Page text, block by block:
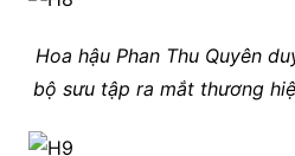
Hoa hậu Phan Thu Quyên
bộ sưu tập ra mắt thương